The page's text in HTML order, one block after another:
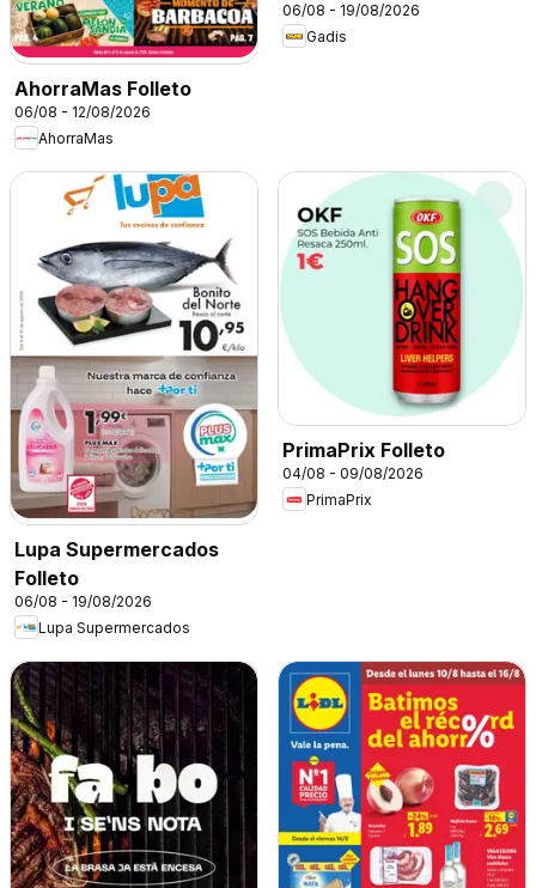
AhorraMas Folleto
06/08 - 12/08/2026
AhorraMas
06/08 - 19/08/2026
Gadis
Lupa Supermercados
Folleto
06/08 - 19/08/2026
Lupa Supermercados
PrimaPrix Folleto
04/08 - 09/08/2026
PrimaPrix